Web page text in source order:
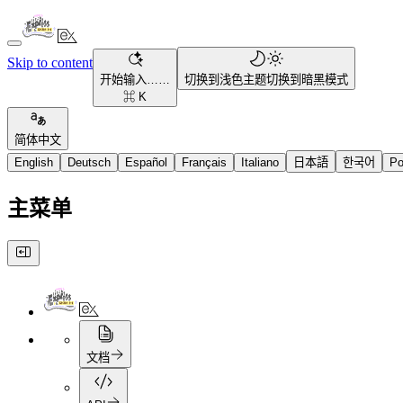
Skip to content
开始输入……
⌘ K
切换到浅色主题切换到暗黑模式
简体中文
English
Deutsch Español Français Italiano 日本語 한국어
主菜单
文档